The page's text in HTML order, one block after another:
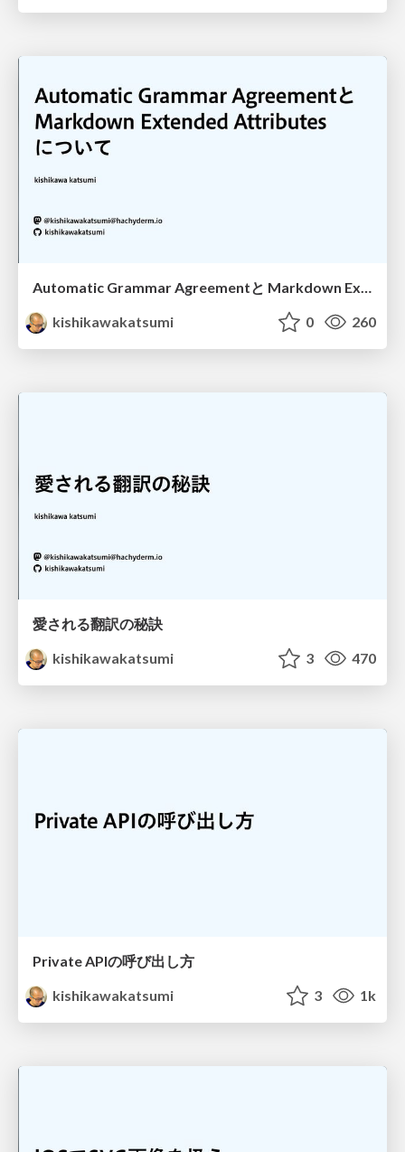
Automatic Grammar Agreementと Markdown Extended Attributes について
kishikawakatsumi
0 260
愛される翻訳の秘訣
kishikawakatsumi
3 470
Private APIの呼び出し方
kishikawakatsumi
3 1k